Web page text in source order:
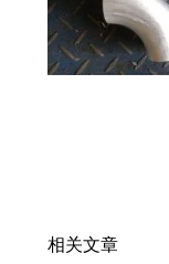
相关文章